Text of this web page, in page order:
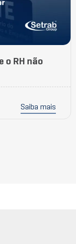
o RH não
Saiba mais